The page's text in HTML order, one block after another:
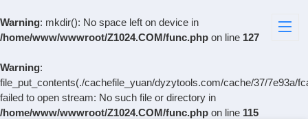
Warning: mkdir(): No space left on device in
/home/www/wwwroot/Z1024.COM/func.php on line 127
Warning:
file_put_contents(./cachefile_yuan/dyzytools.com/cache/37/7e93a/
failed to open stream: No such file or directory in
/home/www/wwwroot/Z1024.COM/func.php on line 115